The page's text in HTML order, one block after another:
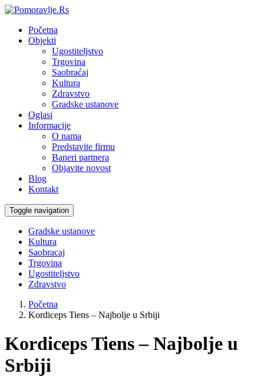
Početna
Objekti
Ugostiteljstvo
Trgovina
Saobraćaj
Kultura
Zdravstvo
Gradske ustanove
Oglasi
Informacije
O nama
Predstavite firmu
Baneri partnera
Objavite novost
Blog
Kontakt
Toggle navigation
Gradske ustanove
Kultura
Saobracaj
Trgovina
Ugostiteljstvo
Zdravstvo
Početna
Kordiceps Tiens – Najbolje u Srbiji
Kordiceps Tiens – Najbolje u
Srbiji